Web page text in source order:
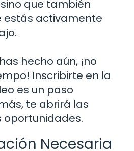
que también
estás activamente
hecho aún, ¡no
Inscribirte en la
es un paso
te abrirá las
Necesaria